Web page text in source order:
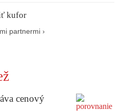
kufor
partnermi ›
cenový